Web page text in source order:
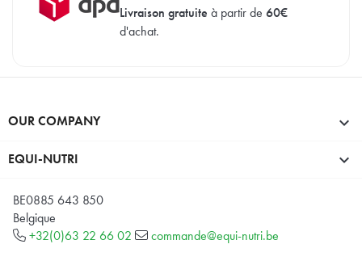
Livraison gratuite à partir de 60€
d'achat.
OUR COMPANY 
EQUI-NUTRI 
BE0885 643 850
Belgique
+32(0)63 22 66 02
commande@equi-nutri.be